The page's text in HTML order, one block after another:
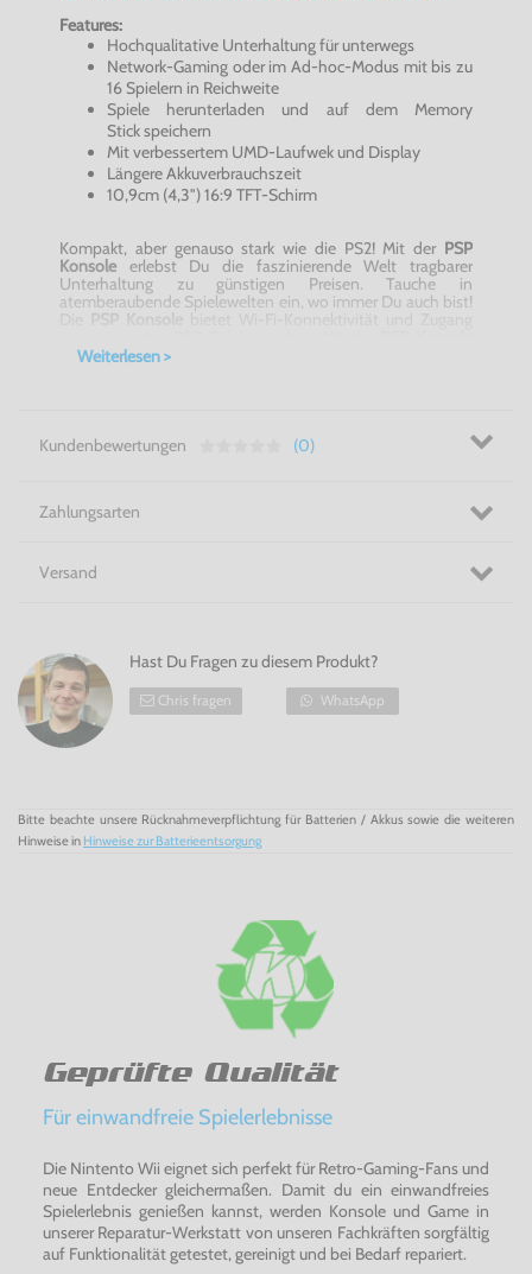
Features:
Hochqualitative Unterhaltung für unterwegs
Network-Gaming oder im Ad-hoc-Modus mit bis zu
16 Spielern in Reichweite
Spiele herunterladen und auf dem Memory
Stick speichern
Mit verbessertem UMD-Laufwek und Display
Längere Akkuverbrauchszeit
10,9cm (4,3") 16:9 TFT-Schirm
Kompakt, aber genauso stark wie die PS2! Mit derPSP
Konsole erlebst Du die faszinierende Welt tragbarer
Unterhaltung zu günstigen Preisen. Tauche in
atemberaubende Spielewelten ein, wo immer Du auch bist!
kannst Du außerdem jederzeit Musik hören und Filme
Weiterlesen >
Kundenbewertungen (0)
Zahlungsarten
Versand
Hast Du Fragen zu diesem Produkt?
Chris fragen WhatsApp
Bitte beachte unsere Rücknahmeverpflichtung für Batterien / Akkus sowie die weiteren
Hinweise in Hinweise zur Batterieentsorgung
Geprüfte Qualität
Für einwandfreie Spielerlebnisse
Die Nintento Wii eignet sich perfekt für Retro-Gaming-Fans und
neue Entdecker gleichermaßen. Damit du ein einwandfreies
Spielerlebnis genießen kannst, werden Konsole und Game in
unserer Reparatur-Werkstatt von unseren Fachkräften sorgfältig
auf Funktionalität getestet, gereinigt und bei Bedarf repariert.